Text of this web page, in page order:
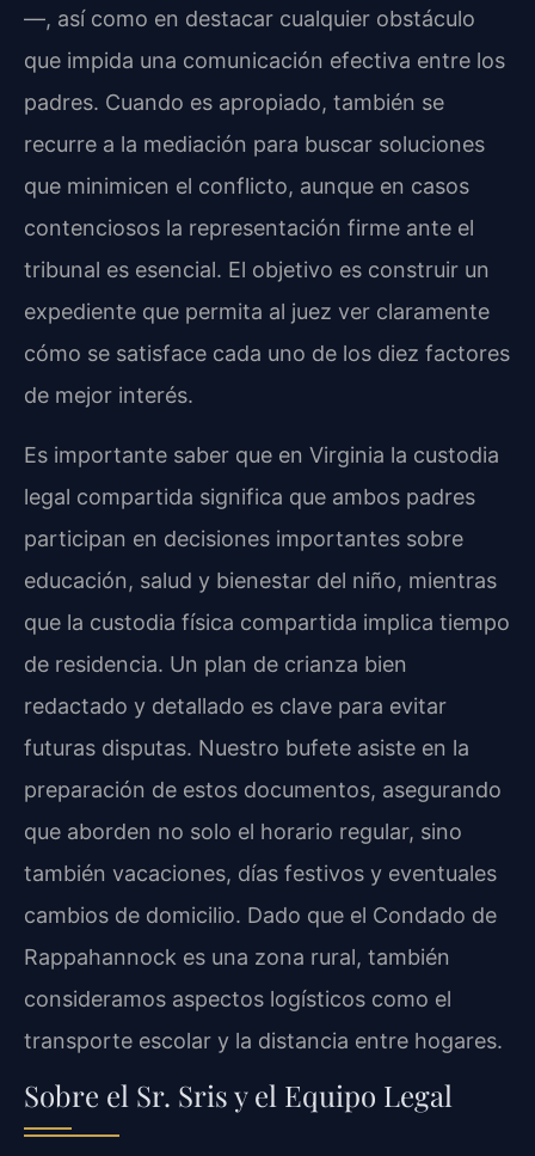
—, así como en destacar cualquier obstáculo
que impida una comunicación efectiva entre los
padres. Cuando es apropiado, también se
recurre a la mediación para buscar soluciones
que minimicen el conflicto, aunque en casos
contenciosos la representación firme ante el
tribunal es esencial. El objetivo es construir un
expediente que permita al juez ver claramente
cómo se satisface cada uno de los diez factores
de mejor interés.
Es importante saber que en Virginia la custodia
legal compartida significa que ambos padres
participan en decisiones importantes sobre
educación, salud y bienestar del niño, mientras
que la custodia física compartida implica tiempo
de residencia. Un plan de crianza bien
redactado y detallado es clave para evitar
futuras disputas. Nuestro bufete asiste en la
preparación de estos documentos, asegurando
que aborden no solo el horario regular, sino
también vacaciones, días festivos y eventuales
cambios de domicilio. Dado que el Condado de
Rappahannock es una zona rural, también
consideramos aspectos logísticos como el
transporte escolar y la distancia entre hogares.
Sobre el Sr. Sris y el Equipo Legal